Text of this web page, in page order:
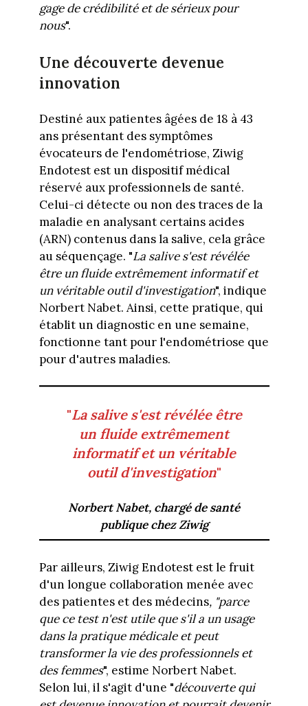
gage de crédibilité et de sérieux pour
nous".
Une découverte devenue
innovation
Destiné aux patientes âgées de 18 à 43
ans présentant des symptômes
évocateurs de l'endométriose, Ziwig
Endotest est un dispositif médical
réservé aux professionnels de santé.
Celui-ci détecte ou non des traces de la
maladie en analysant certains acides
(ARN) contenus dans la salive, cela grâce
au séquençage. "La salive s'est révélée
être un fluide extrêmement informatif et
un véritable outil d'investigation", indique
Norbert Nabet. Ainsi, cette pratique, qui
établit un diagnostic en une semaine,
fonctionne tant pour l'endométriose que
pour d'autres maladies.
"La salive s'est révélée être
un fluide extrêmement
informatif et un véritable
outil d'investigation"
Norbert Nabet, chargé de santé
publique chez Ziwig
Par ailleurs, Ziwig Endotest est le fruit
d'un longue collaboration menée avec
des patientes et des médecins, "parce
que ce test n'est utile que s'il a un usage
dans la pratique médicale et peut
transformer la vie des professionnels et
des femmes", estime Norbert Nabet.
Selon lui, il s'agit d'une "découverte qui